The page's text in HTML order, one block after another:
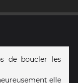
de boucler les
elle